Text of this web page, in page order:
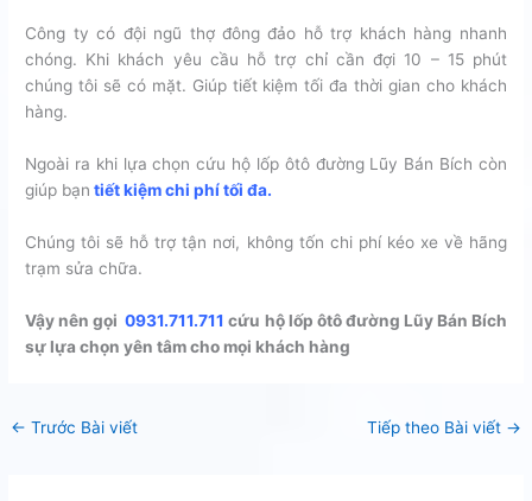
Công ty có đội ngũ thợ đông đảo hỗ trợ khách hàng nhanh
chóng. Khi khách yêu cầu hỗ trợ chỉ cần đợi 10 – 15 phút
chúng tôi sẽ có mặt. Giúp tiết kiệm tối đa thời gian cho khách
hàng.
Ngoài ra khi lựa chọn cứu hộ lốp ôtô đường Lũy Bán Bích còn
giúp bạn tiết kiệm chi phí tối đa.
Chúng tôi sẽ hỗ trợ tận nơi, không tốn chi phí kéo xe về hãng
trạm sửa chữa.
Vậy nên gọi0931.711.711 cứu hộ lốp ôtô đường Lũy Bán Bích
sự lựa chọn yên tâm cho mọi khách hàng
← Trước Bài viết Tiếp theo Bài viết →